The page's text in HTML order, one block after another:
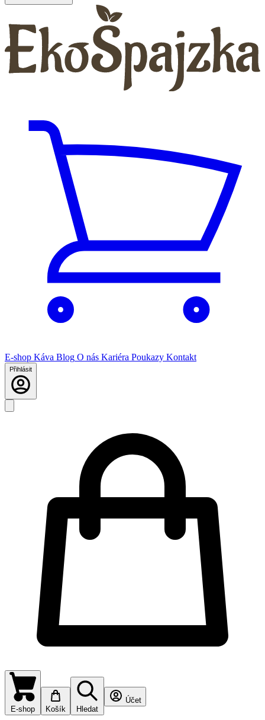
E-shop Káva Blog O nás Kariéra Poukazy Kontakt
Přihlásit
E-shop Košík Hledat
Účet